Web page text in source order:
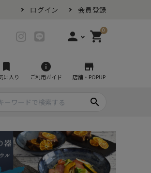
ログイン 会員登録
person
ログイン
0
shopping_cart
耐熱皿・その他食器
- グラタン皿
- 耐熱皿
- スフレ・ココット
器セット
bookmark
に入り
info
ご利用ガイド
store
店舗・POPUP
search